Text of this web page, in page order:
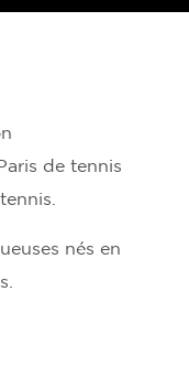
de tennis
nés en